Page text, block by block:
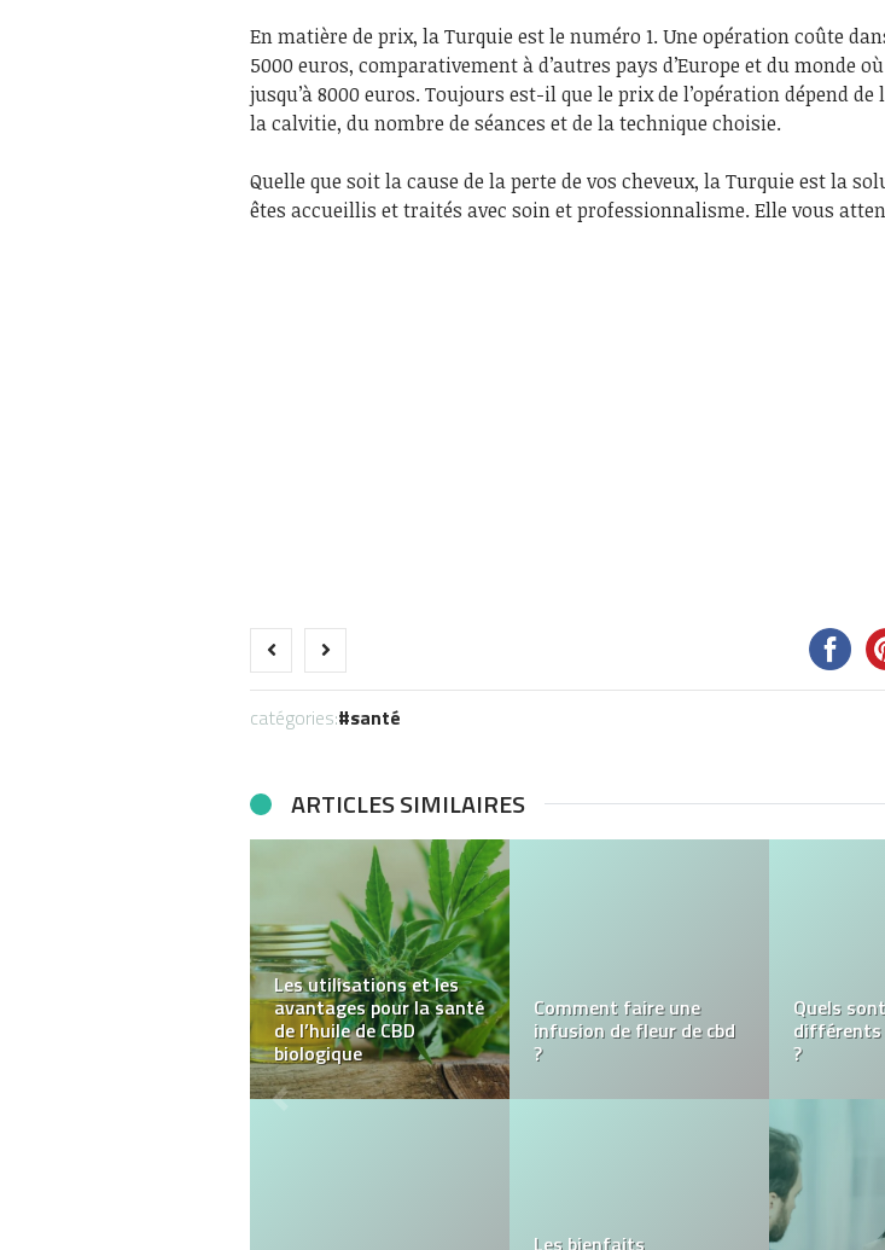
En matière de prix, la Turquie est le numéro 1. Une opération coûte
5000 euros, comparativement à d’autres pays d’Europe et du monde
jusqu’à 8000 euros. Toujours est-il que le prix de l’opération dépend de
la calvitie, du nombre de séances et de la technique choisie.
Quelle que soit la cause de la perte de vos cheveux, la Turquie est la
êtes accueillis et traités avec soin et professionnalisme. Elle vous
catégories: santé
ARTICLES SIMILAIRES
Miel de thym – un
produit savoureux de la
péninsule ibérique
Qu’est-ce que
Testogen?
Pourquoi
besoin
eau ?
lesquelles les docteurs